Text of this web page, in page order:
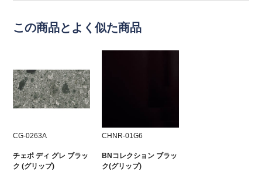
この商品とよく似た商品
CG-0263A
チェポ ディ グレ ブラッ
ク (グリップ)
CHNR-01G6
BNコレクション ブラッ
ク(グリップ)